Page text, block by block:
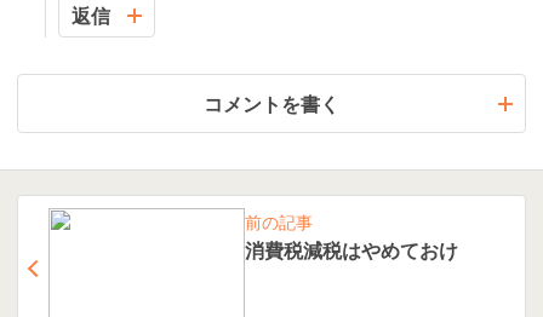
返信
コメントを書く
前の記事
消費税減税はやめておけ